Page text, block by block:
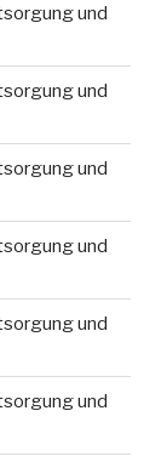
und
und
und
und
und
und